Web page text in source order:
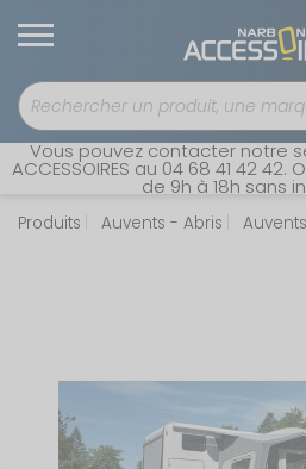
Vous pouvez contacter notre
ACCESSOIRES au 04 68 41 42
de 9h à 18h sans
Produits Auvents - Abris